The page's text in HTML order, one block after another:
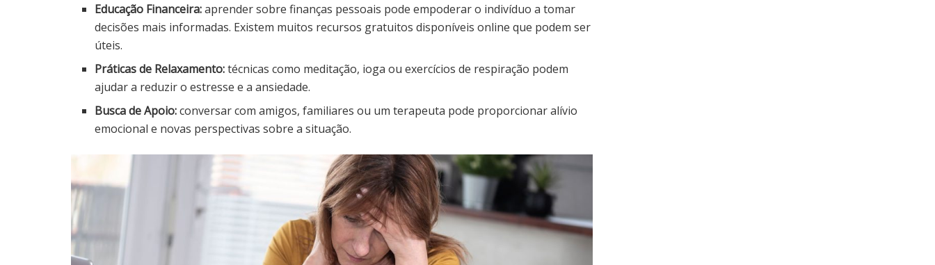
Educação Financeira:aprender sobre finanças pessoais pode empoderar o indivíduo a tomar
decisões mais informadas. Existem muitos recursos gratuitos disponíveis online que podem ser
úteis.
Práticas de Relaxamento:técnicas como meditação, ioga ou exercícios de respiração podem
ajudar a reduzir o estresse e a ansiedade.
Busca de Apoio:conversar com amigos, familiares ou um terapeuta pode proporcionar alívio
emocional e novas perspectivas sobre a situação.